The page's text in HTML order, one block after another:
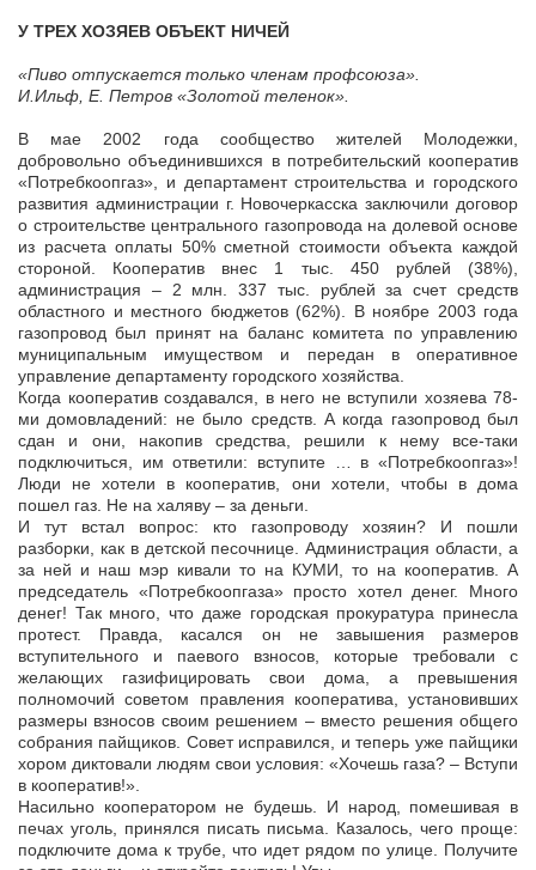
У ТРЕХ ХОЗЯЕВ ОБЪЕКТ НИЧЕЙ
«Пиво отпускается только членам профсоюза».
И.Ильф, Е. Петров «Золотой теленок».
В мае 2002 года сообщество жителей Молодежки,
добровольно объединившихся в потребительский кооператив
«Потребкоопгаз», и департамент строительства и городского
развития администрации г. Новочеркасска заключили договор
о строительстве центрального газопровода на долевой основе
из расчета оплаты 50% сметной стоимости объекта каждой
стороной. Кооператив внес 1 тыс. 450 рублей (38%),
администрация – 2 млн. 337 тыс. рублей за счет средств
областного и местного бюджетов (62%). В ноябре 2003 года
газопровод был принят на баланс комитета по управлению
муниципальным имуществом и передан в оперативное
управление департаменту городского хозяйства.
Когда кооператив создавался, в него не вступили хозяева 78-
ми домовладений: не было средств. А когда газопровод был
сдан и они, накопив средства, решили к нему все-таки
подключиться, им ответили: вступите … в «Потребкоопгаз»!
Люди не хотели в кооператив, они хотели, чтобы в дома
пошел газ. Не на халяву – за деньги.
И тут встал вопрос: кто газопроводу хозяин? И пошли
разборки, как в детской песочнице. Администрация области, а
за ней и наш мэр кивали то на КУМИ, то на кооператив. А
председатель «Потребкоопгаза» просто хотел денег. Много
денег! Так много, что даже городская прокуратура принесла
протест. Правда, касался он не завышения размеров
вступительного и паевого взносов, которые требовали с
желающих газифицировать свои дома, а превышения
полномочий советом правления кооператива, установивших
размеры взносов своим решением – вместо решения общего
собрания пайщиков. Совет исправился, и теперь уже пайщики
хором диктовали людям свои условия: «Хочешь газа? – Вступи
в кооператив!».
Насильно кооператором не будешь. И народ, помешивая в
печах уголь, принялся писать письма. Казалось, чего проще:
подключите дома к трубе, что идет рядом по улице. Получите